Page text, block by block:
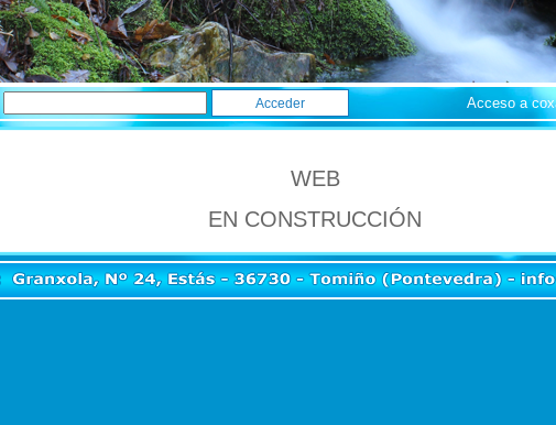
Acceso a
WEB
EN CONSTRUCCIÓN